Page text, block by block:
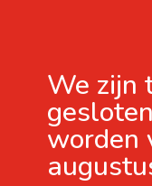
We zijn
worden